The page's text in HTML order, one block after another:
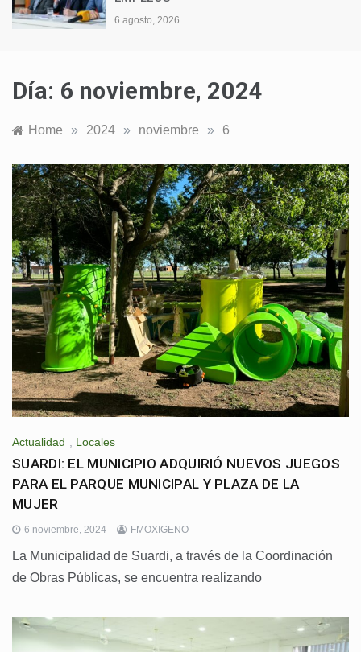
Día: 6 noviembre, 2024
Home » 2024 » noviembre » 6
Actualidad Locales
SUARDI: EL MUNICIPIO ADQUIRIÓ NUEVOS JUEGOS
PARA EL PARQUE MUNICIPAL Y PLAZA DE LA
MUJER
6 noviembre, 2024 FMOXIGENO
La Municipalidad de Suardi, a través de la Coordinación
de Obras Públicas, se encuentra realizando